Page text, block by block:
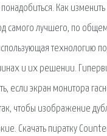
Как
самого лучшего, по
технологию
и их решении.
если экран монитора
чтобы изображение
Скачать пиратку